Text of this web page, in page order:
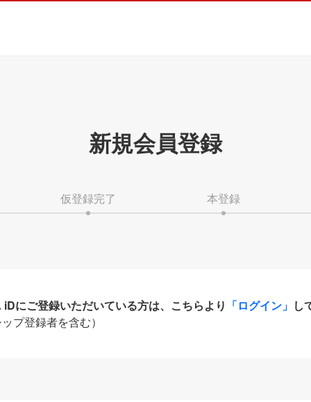
新規会員登録
仮登録完了 本登録
にご登録いただいている方は、こちらより 「ログイン」 し
プ登録者を含む）